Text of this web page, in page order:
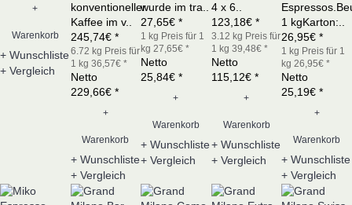
+
Warenkorb
+ Wunschliste
+ Vergleich
konventioneller
Kaffee im v..
245,74€ *
6.72 kg Preis für
1 kg 36,57€ *
Netto
229,66€ *
+
Warenkorb
+ Wunschliste
+ Vergleich
wurde im tra..
27,65€ *
1 kg Preis für 1
kg 27,65€ *
Netto
25,84€ *
+
Warenkorb
+ Wunschliste
+ Vergleich
4 x 6..
123,18€ *
3.12 kg Preis für
1 kg 39,48€ *
Netto
115,12€ *
+
Warenkorb
+ Wunschliste
+ Vergleich
1 kgKarton:..
26,95€ *
1 kg Preis für 1
kg 26,95€ *
Netto
25,19€ *
+
Warenkorb
+ Wunschliste
+ Vergleich